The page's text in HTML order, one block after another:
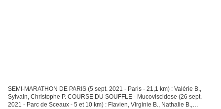
SEMI-MARATHON DE PARIS (5 sept. 2021 - Paris - 21,1 km) : Valérie B.,
Sylvain, Christophe P. COURSE DU SOUFFLE - Mucoviscidose (26 sept.
2021 - Parc de Sceaux - 5 et 10 km) : Flavien, Virginie B., Nathalie B.,